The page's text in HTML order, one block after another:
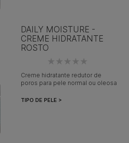
DAILY MOISTURE -
CREME HIDRATANTE
ROSTO
Creme hidratante redutor de
poros para pele normal ou oleosa
TIPO DE PELE >